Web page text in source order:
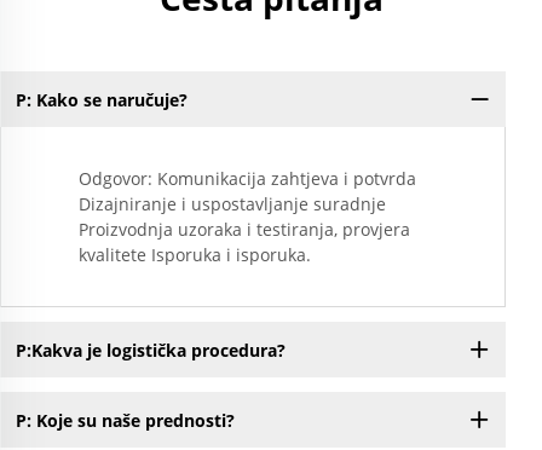
P: Kako se naručuje?
Odgovor: Komunikacija zahtjeva i potvrda
Dizajniranje i uspostavljanje suradnje
Proizvodnja uzoraka i testiranja, provjera
kvalitete Isporuka i isporuka.
P:Kakva je logistička procedura?
P: Koje su naše prednosti?